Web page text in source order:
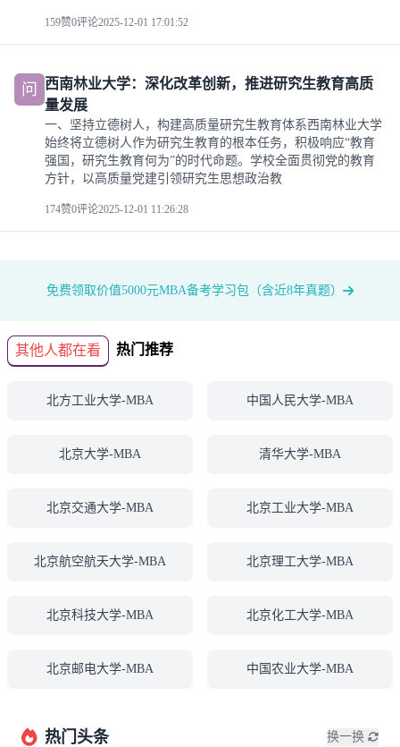
159赞0评论2025-12-01 17:01:52
问
西南林业大学：深化改革创新，推进研究生教育高质
量发展
一、坚持立德树人，构建高质量研究生教育体系西南林业大学
始终将立德树人作为研究生教育的根本任务，积极响应“教育
强国，研究生教育何为”的时代命题。学校全面贯彻党的教育
方针，以高质量党建引领研究生思想政治教
174赞0评论2025-12-01 11:26:28
免费领取价值5000元MBA备考学习包（含近8年真题）
其他人都在看 热门推荐
北方工业大学-MBA 中国人民大学-MBA
北京大学-MBA 清华大学-MBA
北京交通大学-MBA 北京工业大学-MBA
北京航空航天大学-MBA 北京理工大学-MBA
北京科技大学-MBA 北京化工大学-MBA
北京邮电大学-MBA 中国农业大学-MBA
热门头条 换一换